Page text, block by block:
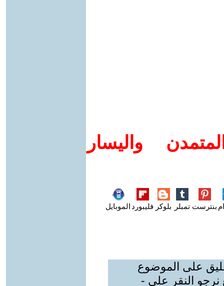
واليسار
بنترست تمبلر بلوكر فليبورد الموبايل
على الموضوع
نرجو النقر على -